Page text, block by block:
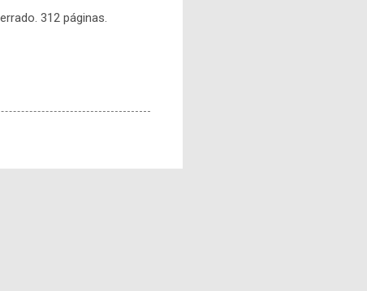
312 páginas.